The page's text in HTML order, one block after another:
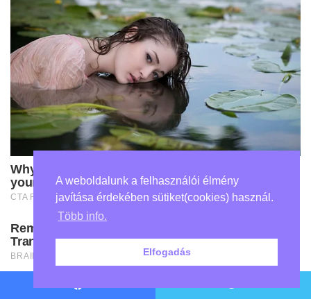
A weboldalunk a felhasználói élmény
javítása érdekében sütiket(cookies) használ.
Több info.
Elfogadás